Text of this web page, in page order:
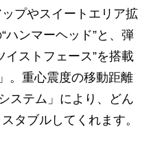
プやスイートエリア拡
ハンマーヘッド”と、弾
イストフェース”を搭載
。重心震度の移動距離
ステム」により、どん
タブルしてくれます。